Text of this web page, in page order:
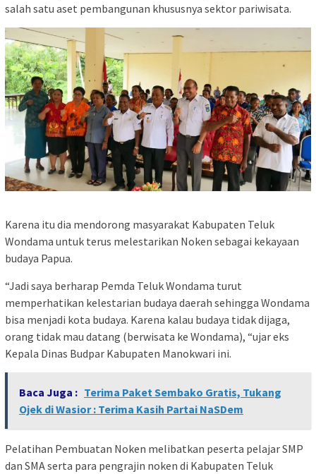
salah satu aset pembangunan khususnya sektor pariwisata.
Karena itu dia mendorong masyarakat Kabupaten Teluk
Wondama untuk terus melestarikan Noken sebagai kekayaan
budaya Papua.
“Jadi saya berharap Pemda Teluk Wondama turut
memperhatikan kelestarian budaya daerah sehingga Wondama
bisa menjadi kota budaya. Karena kalau budaya tidak dijaga,
orang tidak mau datang (berwisata ke Wondama), “ujar eks
Kepala Dinas Budpar Kabupaten Manokwari ini.
Baca Juga : Terima Paket Sembako Gratis, Tukang
Ojek di Wasior : Terima Kasih Partai NaSDem
Pelatihan Pembuatan Noken melibatkan peserta pelajar SMP
dan SMA serta para pengrajin noken di Kabupaten Teluk